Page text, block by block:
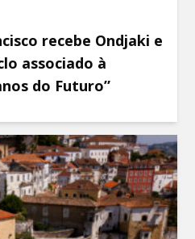
recebe Ondjaki e
associado à
do Futuro”